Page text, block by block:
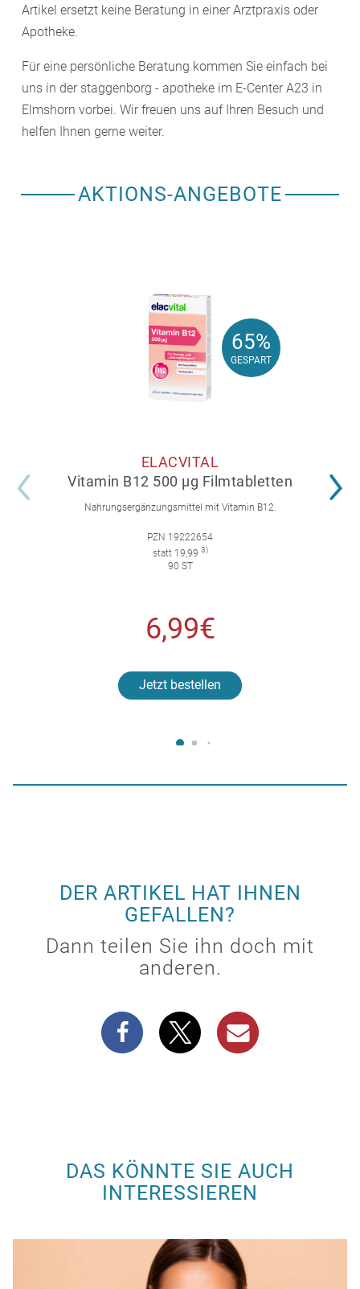
Artikel ersetzt keine Beratung in einer Arztpraxis oder
Apotheke.
Für eine persönliche Beratung kommen Sie einfach bei
uns in der staggenborg - apotheke im E-Center A23 in
Elmshorn vorbei. Wir freuen uns auf Ihren Besuch und
helfen Ihnen gerne weiter.
AKTIONS-ANGEBOTE
65%
GESPART
65%
GESPART
ELACVITAL
Vitamin B12 500 µg Filmtabletten
Nahrungsergänzungsmittel mit Vitamin B12.
PZN 19222654
statt 19,99 3)
90 ST
6,99€
Jetzt bestellen
DER ARTIKEL HAT IHNEN
GEFALLEN?
Dann teilen Sie ihn doch mit
anderen.
DAS KÖNNTE SIE AUCH
INTERESSIEREN